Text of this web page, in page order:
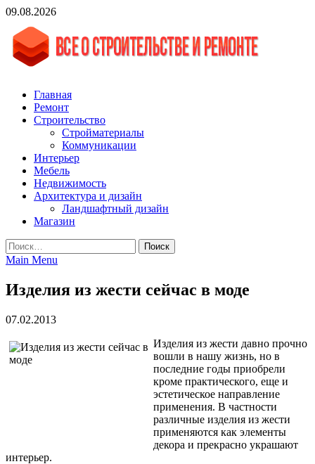
Skip
content
09.08.2026
vgasa.ru
Строительный журнал. Всё о строительстве и ремонтах
Главная
Ремонт
Строительство
Стройматериалы
Коммуникации
Интерьер
Мебель
Недвижимость
Архитектура и дизайн
Ландшафтный дизайн
Магазин
Найти:
Main Menu
Изделия из жести сейчас в моде
07.02.2013
Изделия из жести давно прочно
вошли в нашу жизнь, но в
последние годы приобрели
кроме практического, еще и
эстетическое направление
применения. В частности
различные изделия из жести
применяются как элементы
декора и прекрасно украшают
интерьер.